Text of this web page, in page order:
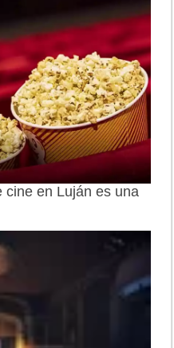
cine en Luján es una